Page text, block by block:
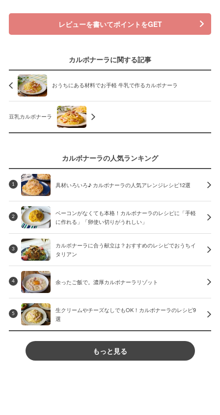
レビューを書いてポイントをGET
カルボナーラに関する記事
おうちにある材料でお手軽 牛乳で作るカルボナーラ
豆乳カルボナーラ
カルボナーラの人気ランキング
1 具材いろいろ♪ カルボナーラの人気アレンジレシピ12選
2
ベーコンがなくても本格！カルボナーラのレシピに「手軽
に作れる」「卵使い切りがうれしい」
3
カルボナーラに合う献立は？おすすめのレシピでおうちイ
タリアン
4 余ったご飯で。濃厚カルボナーラリゾット
5
生クリームやチーズなしでもOK！カルボナーラのレシピ9
選
もっと見る